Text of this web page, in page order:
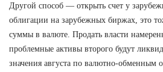
Другой способ — открыть счет у
облигации на зарубежных биржах, это
суммы в валюте. Продать власти
проблемные активы второго будут
значения августа по валютно-обменным